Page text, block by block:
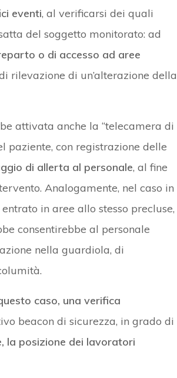
eventi, al verificarsi dei quali
del soggetto monitorato: ad
o di accesso ad aree
rilevazione di un’alterazione della
attivata anche la “telecamera di
paziente, con registrazione delle
di allerta al personale, al fine
Analogamente, nel caso in
in aree allo stesso precluse,
consentirebbe al personale
nella guardiola, di
caso, una verifica
beacon di sicurezza, in grado di
la posizione dei lavoratori